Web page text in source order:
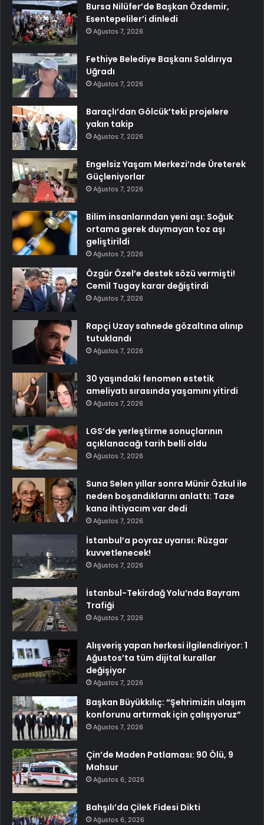
Bursa Nilüfer’de Başkan Özdemir,
Esentepeliler’i dinledi
Ağustos 7, 2026
Fethiye Belediye Başkanı Saldırıya
Uğradı
Ağustos 7, 2026
Baraçlı’dan Gölcük’teki projelere
yakın takip
Ağustos 7, 2026
Engelsiz Yaşam Merkezi’nde Üreterek
Güçleniyorlar
Ağustos 7, 2026
Bilim insanlarından yeni aşı: Soğuk
ortama gerek duymayan toz aşı
geliştirildi
Ağustos 7, 2026
Özgür Özel’e destek sözü vermişti!
Cemil Tugay karar değiştirdi
Ağustos 7, 2026
Rapçi Uzay sahnede gözaltına alınıp
tutuklandı
Ağustos 7, 2026
30 yaşındaki fenomen estetik
ameliyatı sırasında yaşamını yitirdi
Ağustos 7, 2026
LGS’de yerleştirme sonuçlarının
açıklanacağı tarih belli oldu
Ağustos 7, 2026
Suna Selen yıllar sonra Münir Özkul ile
neden boşandıklarını anlattı: Taze
kana ihtiyacım var dedi
Ağustos 7, 2026
İstanbul’a poyraz uyarısı: Rüzgar
kuvvetlenecek!
Ağustos 7, 2026
İstanbul-Tekirdağ Yolu’nda Bayram
Trafiği
Ağustos 7, 2026
Alışveriş yapan herkesi ilgilendiriyor: 1
Ağustos’ta tüm dijital kurallar
değişiyor
Ağustos 7, 2026
Başkan Büyükkılıç: “Şehrimizin ulaşım
konforunu artırmak için çalışıyoruz”
Ağustos 7, 2026
Çin’de Maden Patlaması: 90 Ölü, 9
Mahsur
Ağustos 6, 2026
Bahşılı’da Çilek Fidesi Dikti
Ağustos 6, 2026